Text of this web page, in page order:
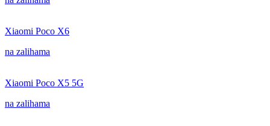
Xiaomi Poco X6
na zalihama
Xiaomi Poco X5 5G
na zalihama